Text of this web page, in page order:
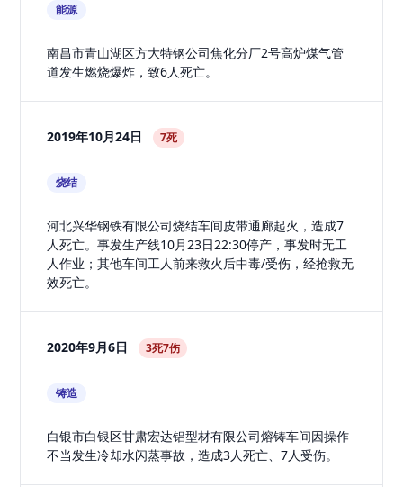
能源
南昌市青山湖区方大特钢公司焦化分厂2号高炉煤气管
道发生燃烧爆炸，致6人死亡。
2019年10月24日 7死
烧结
河北兴华钢铁有限公司烧结车间皮带通廊起火，造成7
人死亡。事发生产线10月23日22:30停产，事发时无工
人作业；其他车间工人前来救火后中毒/受伤，经抢救无
效死亡。
2020年9月6日 3死7伤
铸造
白银市白银区甘肃宏达铝型材有限公司熔铸车间因操作
不当发生冷却水闪蒸事故，造成3人死亡、7人受伤。